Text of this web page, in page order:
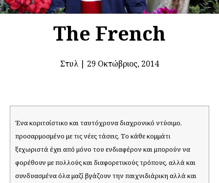
The French
Στυλ| 29 Οκτώβριος, 2014
Ένα κοριτσίστικο και ταυτόχρονα διαχρονικό ντύσιμο,
προσαρμοσμένο με τις νέες τάσεις. Το κάθε κομμάτι
ξεχωριστά έχει από μόνο του ενδιαφέρον και μπορούν να
φορέθουν με πολλούς και διαφορετικούς τρόπους, αλλά και
συνδυασμένα όλα μαζί βγάζουν την παιχνιδιάρικη αλλά και